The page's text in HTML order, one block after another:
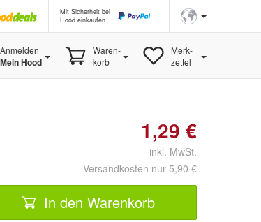
Mit Sicherheit bei
Hood einkaufen
Anmelden
Mein Hood
Waren-
korb
Merk-
zettel
1,29 €
inkl. MwSt.
Versandkosten nur 5,90 €
In den Warenkorb